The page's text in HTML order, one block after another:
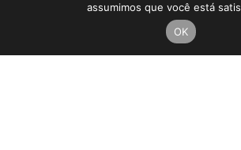
assumimos que você está
OK